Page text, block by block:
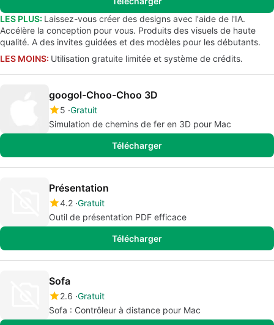
LES PLUS: Laissez-vous créer des designs avec l'aide de l'IA.
Accélère la conception pour vous. Produits des visuels de haute
qualité. A des invites guidées et des modèles pour les débutants.
LES MOINS: Utilisation gratuite limitée et système de crédits.
googol-Choo-Choo 3D
5 Gratuit
Simulation de chemins de fer en 3D pour Mac
Télécharger
Présentation
4.2 Gratuit
Outil de présentation PDF efficace
Télécharger
Sofa
2.6 Gratuit
Sofa : Contrôleur à distance pour Mac